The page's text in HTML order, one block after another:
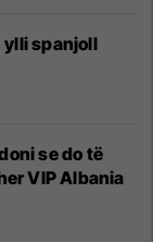
ylli spanjoll
se do të
VIP Albania